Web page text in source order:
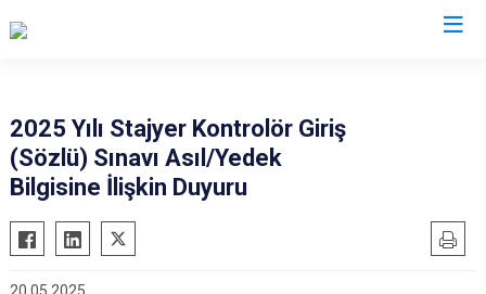
2025 Yılı Stajyer Kontrolör Giriş
(Sözlü) Sınavı Asıl/Yedek
Bilgisine İlişkin Duyuru